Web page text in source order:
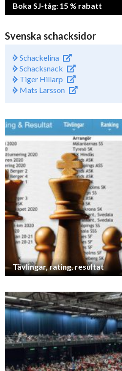
Boka SJ-tåg: 15 % rabatt
Svenska schacksidor
Schackelina
Schacksnack
Tiger Hillarp
Mats Larsson
Tävlingar, rating, resultat